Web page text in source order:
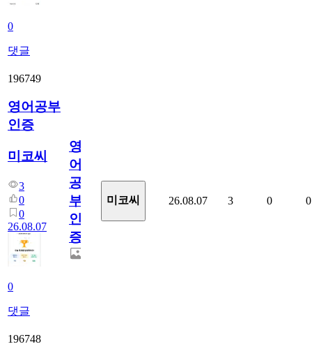
0
댓글
196749
영어공부
인증
미코씨
3
0
0
26.08.07
0
댓글
영
어
공
부
인
증
미코씨 26.08.07 3 0 0
196748